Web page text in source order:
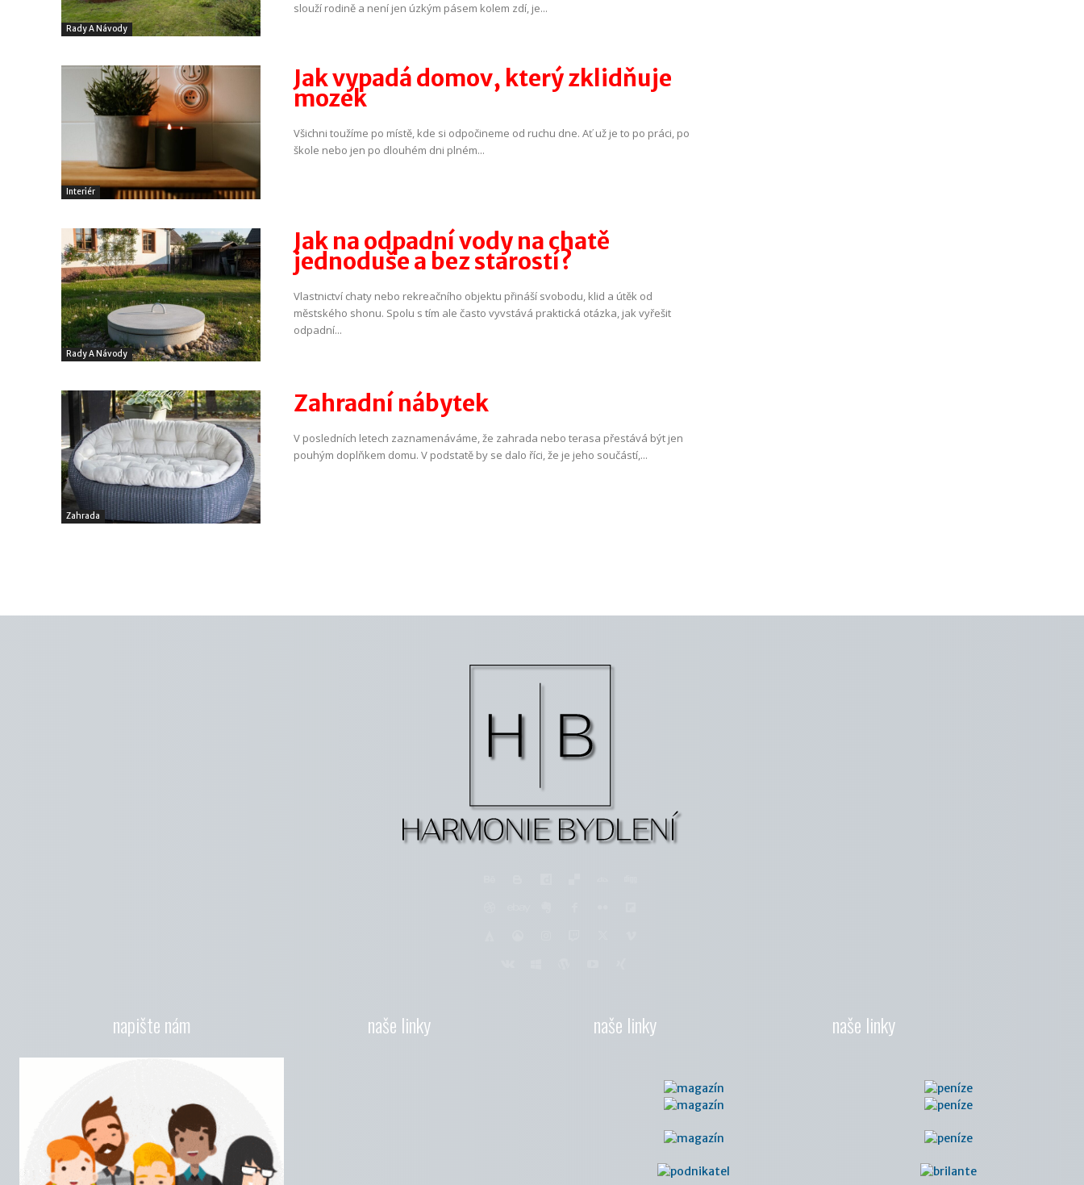
Rady A Návody
slouží rodině a není jen úzkým pásem kolem zdí, je...
Interiér
Jak vypadá domov, který zklidňuje
mozek
Všichni toužíme po místě, kde si odpočineme od ruchu dne. Ať už je to po práci, po
škole nebo jen po dlouhém dni plném...
Rady A Návody
Jak na odpadní vody na chatě
jednoduše a bez starostí?
Vlastnictví chaty nebo rekreačního objektu přináší svobodu, klid a útěk od
městského shonu. Spolu s tím ale často vyvstává praktická otázka, jak vyřešit
odpadní...
Zahrada
Zahradní nábytek
V posledních letech zaznamenáváme, že zahrada nebo terasa přestává být jen
pouhým doplňkem domu. V podstatě by se dalo říci, že je jeho součástí,...
napište nám naše linky naše linky naše linky